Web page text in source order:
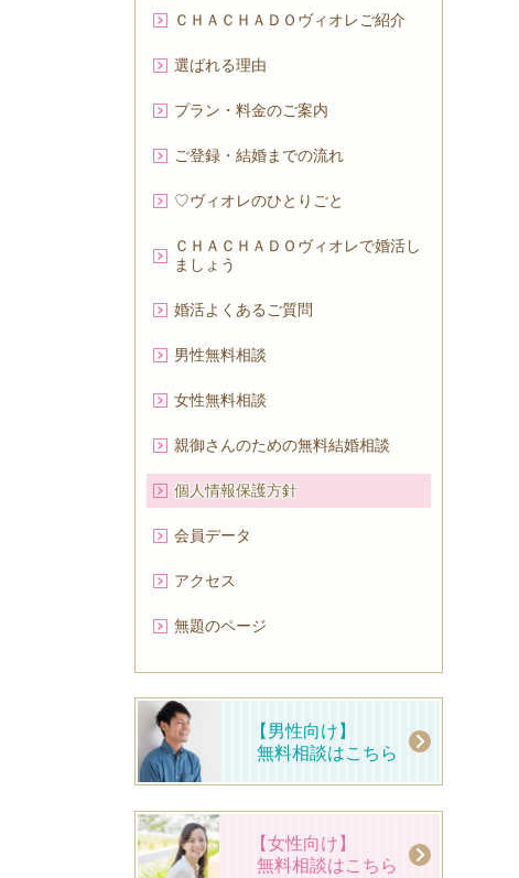
ＣＨＡＣＨＡＤＯヴィオレご紹介
選ばれる理由
プラン・料金のご案内
ご登録・結婚までの流れ
♡ヴィオレのひとりごと
ＣＨＡＣＨＡＤＯヴィオレで婚活し
ましょう
婚活よくあるご質問
男性無料相談
女性無料相談
親御さんのための無料結婚相談
個人情報保護方針
会員データ
アクセス
無題のページ
【男性向け】
無料相談はこちら
【女性向け】
無料相談はこちら